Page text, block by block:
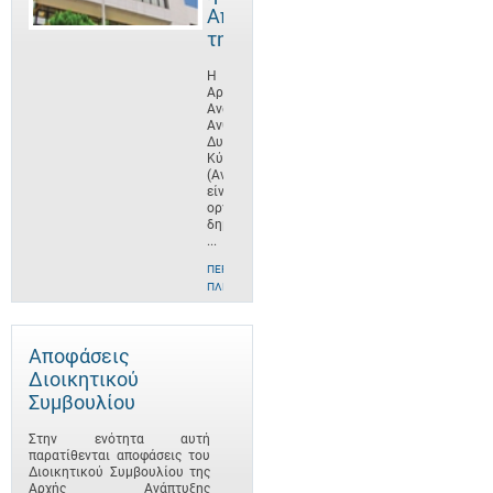
Αποστολή
της
Η
Αρχή
Ανάπτυξης
Ανθρώπινου
Δυναμικού
Κύπρου
(ΑνΑΔ)
είναι
οργανισμός
δημοσίου
...
ΠΕΡΙΣΣΌΤΕΡΕΣ
ΠΛΗΡΟΦΟΡΊΕΣ
Αποφάσεις
Διοικητικού
Συμβουλίου
Στην ενότητα αυτή
παρατίθενται αποφάσεις του
Διοικητικού Συμβουλίου της
Αρχής Ανάπτυξης